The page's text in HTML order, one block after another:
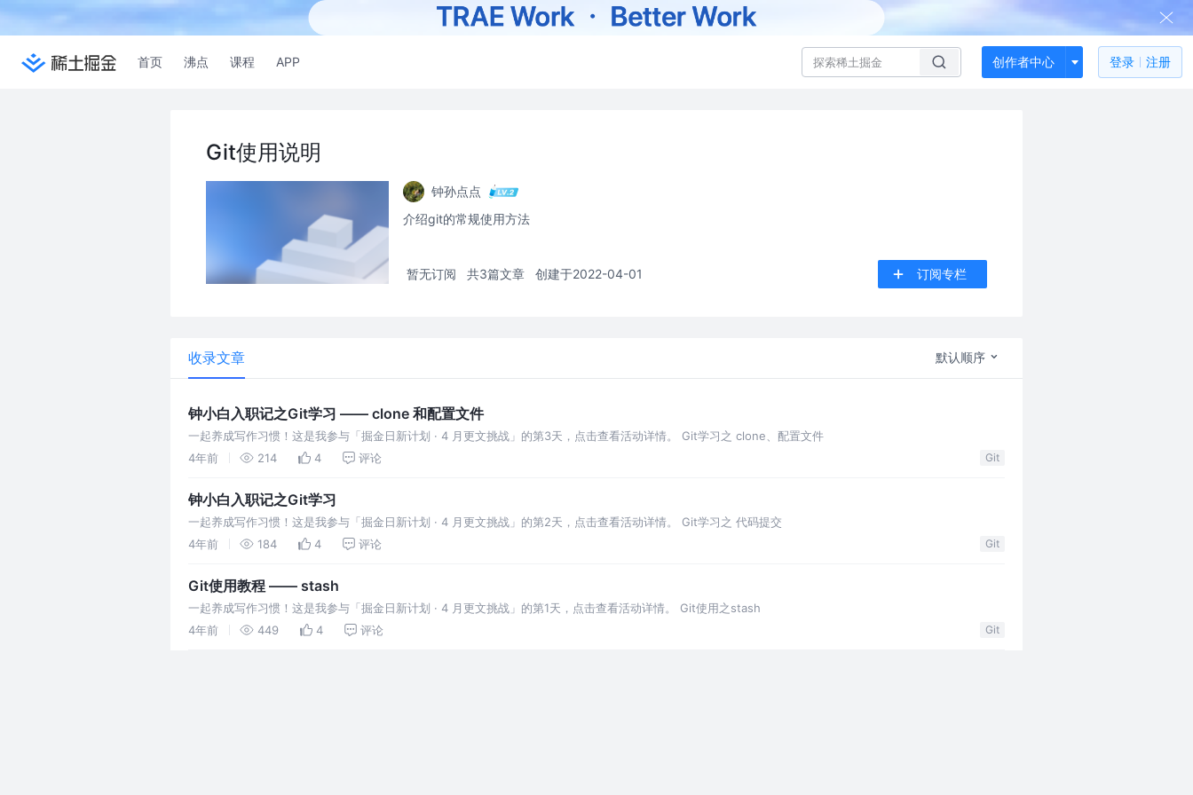
首页 沸点 课程 APP 创作者中心 登录 注册
Git使用说明
钟孙点点
介绍git的常规使用方法
暂无订阅 共3篇文章 创建于2022-04-01 订阅专栏
收录文章 默认顺序
钟小白入职记之Git学习 —— clone 和配置文件
一起养成写作习惯！这是我参与「掘金日新计划 · 4 月更文挑战」的第3天，点击查看活动详情。 Git学习之 clone、配置文件
4年前
214 4 评论 Git
钟小白入职记之Git学习
一起养成写作习惯！这是我参与「掘金日新计划 · 4 月更文挑战」的第2天，点击查看活动详情。 Git学习之 代码提交
4年前
184 4 评论 Git
Git使用教程 —— stash
一起养成写作习惯！这是我参与「掘金日新计划 · 4 月更文挑战」的第1天，点击查看活动详情。 Git使用之stash
4年前
449 4 评论 Git